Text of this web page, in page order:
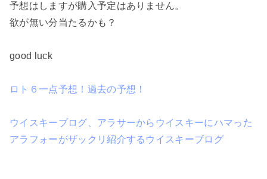
予想はしますが購入予定はありません。
欲が無い分当たるかも？
good luck
ロト６一点予想！過去の予想！
ウイスキーブログ、アラサーからウイスキーにハマった
アラフォーがザックリ紹介するウイスキーブログ